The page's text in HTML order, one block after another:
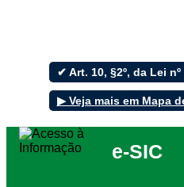
Filtrar por todos
✔ Art. 10, §2º, da Lei
▶ Veja mais em Mapa
e-SIC